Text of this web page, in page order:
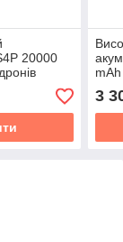
20000
3